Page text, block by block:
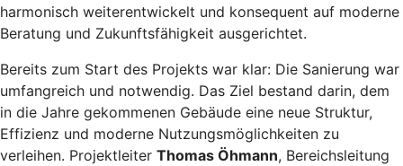
harmonisch weiterentwickelt und konsequent auf moderne
Beratung und Zukunftsfähigkeit ausgerichtet.
Bereits zum Start des Projekts war klar: Die Sanierung war
umfangreich und notwendig. Das Ziel bestand darin, dem
in die Jahre gekommenen Gebäude eine neue Struktur,
Effizienz und moderne Nutzungsmöglichkeiten zu
verleihen. Projektleiter Thomas Öhmann, Bereichsleitung